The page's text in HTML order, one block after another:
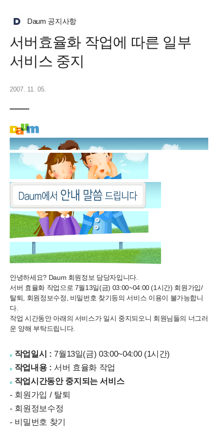
Daum 공지사항
서버효율화 작업에 따른 일부
서비스 중지
2007. 11. 05.
안녕하세요? Daum 회원정보 담당자입니다.
서버 효율화 작업으로 7월13일(금) 03:00~04:00 (1시간) 회원가입/
탈퇴, 회원정보수정, 비밀번호 찾기등의 서비스 이용이 불가능합니
다.
작업 시간동안 아래의 서비스가 일시 중지되오니 회원님들의 너그러
운 양해 부탁드립니다.
작업일시 : 7월13일(금) 03:00~04:00 (1시간)
작업내용 : 서버 효율화 작업
작업시간동안 중지되는 서비스
- 회원가입 / 탈퇴
- 회원정보수정
- 비밀번호 찾기